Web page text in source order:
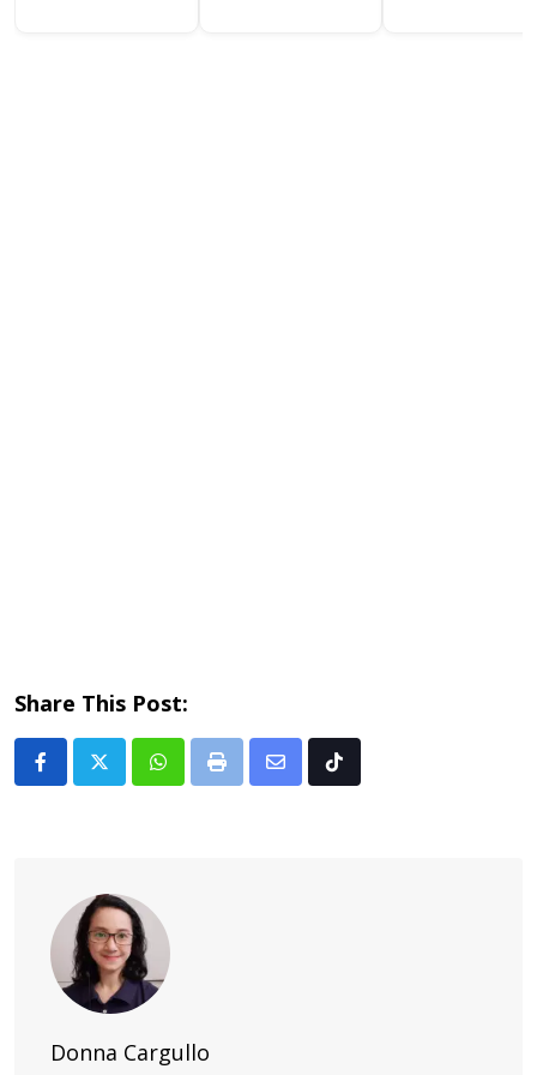
Share This Post:
Whatsapp
Print
Share Tiktok
Donna Cargullo